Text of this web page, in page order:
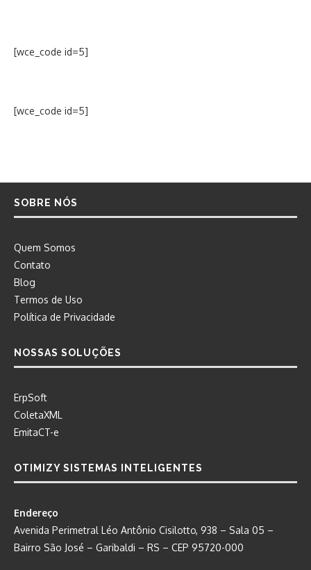
[wce_code id=5]
[wce_code id=5]
SOBRE NÓS
Quem Somos
Contato
Blog
Termos de Uso
Política de Privacidade
NOSSAS SOLUÇÕES
ErpSoft
ColetaXML
EmitaCT-e
OTIMIZY SISTEMAS INTELIGENTES
Endereço
Avenida Perimetral Léo Antônio Cisilotto, 938 – Sala 05 –
Bairro São José – Garibaldi – RS – CEP 95720-000